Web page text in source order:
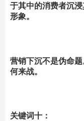
于其中的消费者沉
形象。
营销下沉不是伪命
何来战。
关键词十：